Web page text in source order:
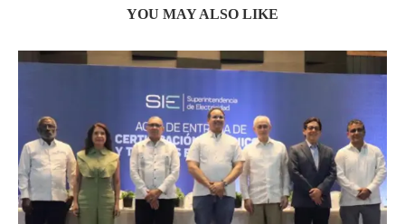
YOU MAY ALSO LIKE